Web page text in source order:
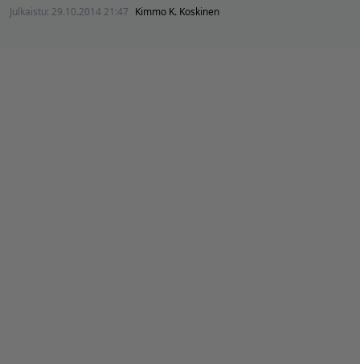
Julkaistu: 29.10.2014 21:47 Kimmo K. Koskinen